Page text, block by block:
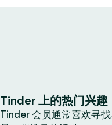
Tinder 上的热门兴趣
Tinder 会员通常喜欢寻